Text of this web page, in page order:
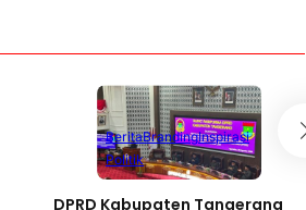
BeritaBrandingInspirasi
Politik
DPRD Kabupaten Tangerang